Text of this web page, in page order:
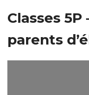
Classes
parents